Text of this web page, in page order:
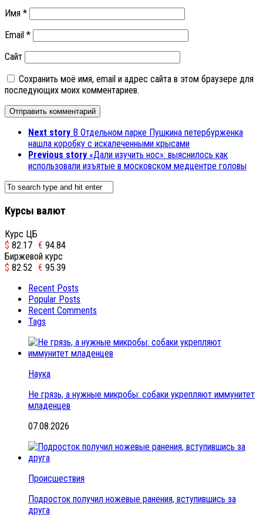
Имя *
Email *
Сайт
Сохранить моё имя, email и адрес сайта в этом браузере для
последующих моих комментариев.
Next story В Отдельном парке Пушкина петербурженка
нашла коробку с искалеченными крысами
Previous story «Дали изучить нос»: выяснилось как
использовали изъятые в московском медцентре головы
Курсы валют
Курс ЦБ
$ 82.17 € 94.84
Биржевой курс
$ 82.52 € 95.39
Recent Posts
Popular Posts
Recent Comments
Tags
Наука
Не грязь, а нужные микробы: собаки укрепляют иммунитет
младенцев
07.08.2026
Происшествия
Подросток получил ножевые ранения, вступившись за
друга